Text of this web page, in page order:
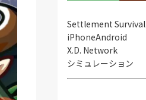
Settlement Survival
iPhoneAndroid
X.D. Network
シミュレーション